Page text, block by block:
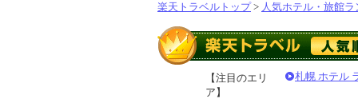
楽天トラベルトップ> 人気ホテル・旅館ラ
【注目のエリ
ア】
札幌 ホテル